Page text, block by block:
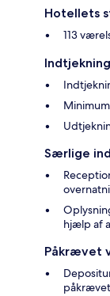
Hotellets
113
Særlige
hjælp af
Påkrævet